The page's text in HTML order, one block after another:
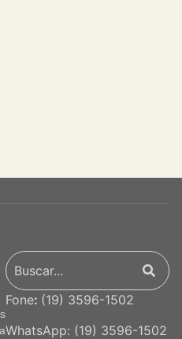
Fone: (19) 3596-1502
WhatsApp: (19) 3596-1502